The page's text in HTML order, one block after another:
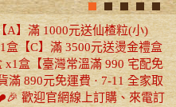
】滿 1000元送仙楂粒(小)
【C】滿 3500元送燙金禮盒
盒【臺灣常溫滿 990 宅配免
滿 890元免運費 · 7-11 全家取
歡迎官網線上訂購、來電訂